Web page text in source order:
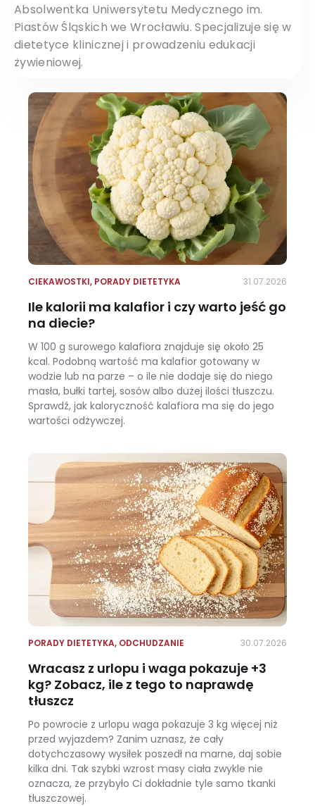
Absolwentka Uniwersytetu Medycznego im.
Piastów Śląskich we Wrocławiu. Specjalizuje się w
dietetyce klinicznej i prowadzeniu edukacji
żywieniowej.
CIEKAWOSTKI, PORADY DIETETYKA 31.07.2026
Ile kalorii ma kalafior i czy warto jeść go
na diecie?
W 100 g surowego kalafiora znajduje się około 25
kcal. Podobną wartość ma kalafior gotowany w
wodzie lub na parze – o ile nie dodaje się do niego
masła, bułki tartej, sosów albo dużej ilości tłuszczu.
Sprawdź, jak kaloryczność kalafiora ma się do jego
wartości odżywczej.
PORADY DIETETYKA, ODCHUDZANIE 30.07.2026
Wracasz z urlopu i waga pokazuje +3
kg? Zobacz, ile z tego to naprawdę
tłuszcz
Po powrocie z urlopu waga pokazuje 3 kg więcej niż
przed wyjazdem? Zanim uznasz, że cały
dotychczasowy wysiłek poszedł na marne, daj sobie
kilka dni. Tak szybki wzrost masy ciała zwykle nie
oznacza, że przybyło Ci dokładnie tyle samo tkanki
tłuszczowej.